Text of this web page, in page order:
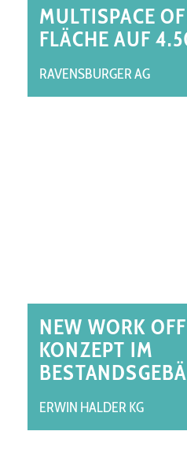
MULTISPACE
FLÄCHE AUF
RAVENSBURGER AG
NEW WORK
KONZEPT IM
ERWIN HALDER KG